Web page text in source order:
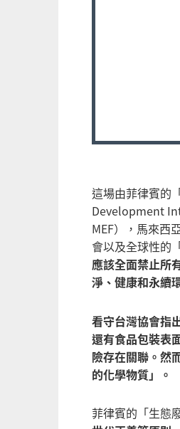
這場由菲律賓的
Development
MEF），馬來西
會以及全球性的
應該全面禁止所
淨、健康和永續
看守台灣協會指
還有食品包裝表
險存在關聯。然
的化學物質」。
菲律賓的「生態